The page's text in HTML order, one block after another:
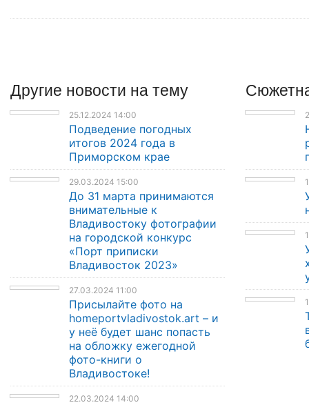
Другие новости на тему
25.12.2024 14:00
Подведение погодных
итогов 2024 года в
Приморском крае
29.03.2024 15:00
До 31 марта принимаются
внимательные к
Владивостоку фотографии
на городской конкурс
«Порт приписки
Владивосток 2023»
27.03.2024 11:00
Присылайте фото на
homeportvladivostok.art – и
у неё будет шанс попасть
на обложку ежегодной
фото-книги о
Владивостоке!
22.03.2024 14:00